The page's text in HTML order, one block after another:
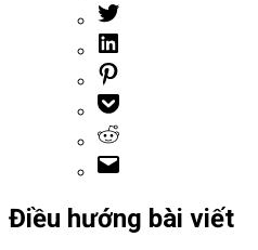
Điều hướng bài viết